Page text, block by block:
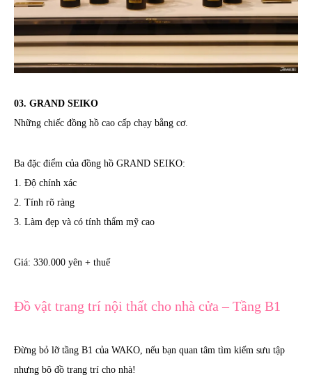
03. GRAND SEIKO
Những chiếc đồng hồ cao cấp chạy bằng cơ.
Ba đặc điểm của đồng hồ GRAND SEIKO:
1. Độ chính xác
2. Tính rõ ràng
3. Làm đẹp và có tính thẩm mỹ cao
Giá: 330.000 yên + thuế
Đồ vật trang trí nội thất cho nhà cửa – Tầng B1
Đừng bỏ lỡ tầng B1 của WAKO, nếu bạn quan tâm tìm kiếm sưu tập
nhưng bô đồ trang trí cho nhà!